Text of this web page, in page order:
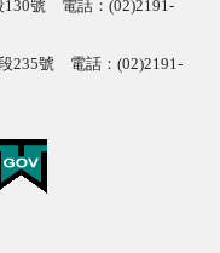
130號 電話：(02)2191-
235號 電話：(02)2191-